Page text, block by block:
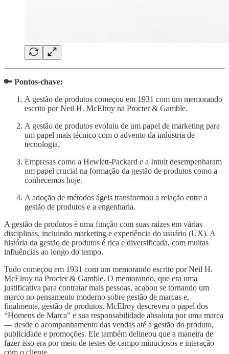
🔑 Pontos-chave:
A gestão de produtos começou em 1931 com um memorando
escrito por Neil H. McElroy na Procter & Gamble.
A gestão de produtos evoluiu de um papel de marketing para
um papel mais técnico com o advento da indústria de
tecnologia.
Empresas como a Hewlett-Packard e a Intuit desempenharam
um papel crucial na formação da gestão de produtos como a
conhecemos hoje.
A adoção de métodos ágeis transformou a relação entre a
gestão de produtos e a engenharia.
A gestão de produtos é uma função com suas raízes em várias
disciplinas, incluindo marketing e experiência do usuário (UX). A
história da gestão de produtos é rica e diversificada, com muitas
influências ao longo do tempo.
Tudo começou em 1931 com um memorando escrito por Neil H.
McElroy na Procter & Gamble. O memorando, que era uma
justificativa para contratar mais pessoas, acabou se tornando um
marco no pensamento moderno sobre gestão de marcas e,
finalmente, gestão de produtos. McElroy descreveu o papel dos
“Homens de Marca” e sua responsabilidade absoluta por uma marca
— desde o acompanhamento das vendas até a gestão do produto,
publicidade e promoções. Ele também delineou que a maneira de
fazer isso era por meio de testes de campo minuciosos e interação
com o cliente.